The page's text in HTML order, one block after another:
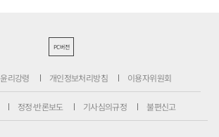
PC버전
윤리강령 개인정보처리방침 이용자위원회
정정·반론보도 기사심의규정 불편신고